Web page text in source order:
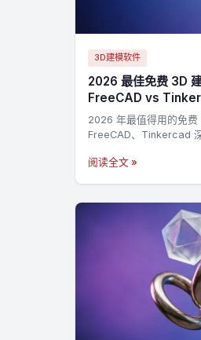
3D建模软件
2026 最佳免费 3D
FreeCAD vs
2026 年最值得用的免费
FreeCAD、Tinkercad
阅读全文 »